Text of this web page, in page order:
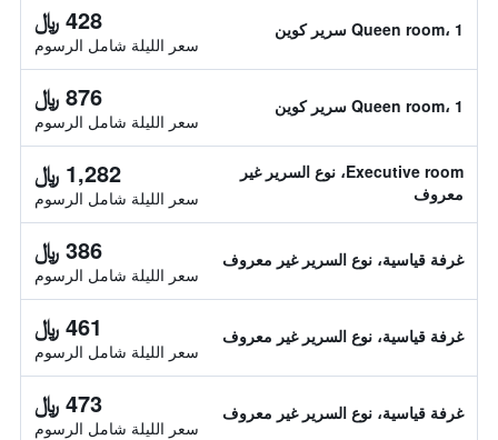
Queen room، 1 سرير كوين 428 ﷼
سعر الليلة شامل الرسوم
Queen room، 1 سرير كوين 876 ﷼
سعر الليلة شامل الرسوم
Executive room، نوع السرير غير
معروف
1,282 ﷼
سعر الليلة شامل الرسوم
غرفة قياسية، نوع السرير غير معروف 386 ﷼
سعر الليلة شامل الرسوم
غرفة قياسية، نوع السرير غير معروف 461 ﷼
سعر الليلة شامل الرسوم
غرفة قياسية، نوع السرير غير معروف 473 ﷼
سعر الليلة شامل الرسوم